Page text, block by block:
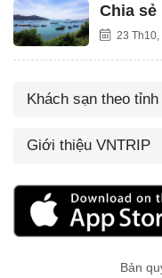
Chia
23 Th10,
Khách sạn theo tỉnh
Giới thiệu VNTRIP
Bản